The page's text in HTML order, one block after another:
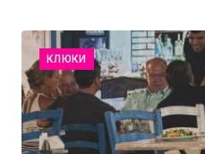
КЛЮКИ